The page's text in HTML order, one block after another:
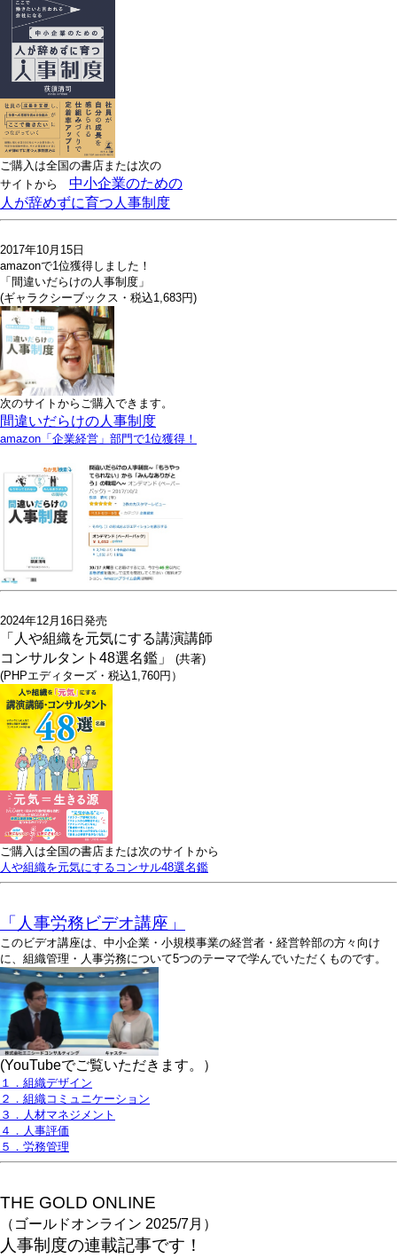
ご購入は全国の書店または次の
サイトから 中小企業のための
人が辞めずに育つ人事制度
2017年10月15日
amazonで1位獲得しました！
「間違いだらけの人事制度」
(ギャラクシーブックス・税込1,683円)
次のサイトからご購入できます。
間違いだらけの人事制度
amazon「企業経営」部門で1位獲得！
2024年12月16日発売
「人や組織を元気にする講演講師
コンサルタント48選名鑑」 (共著)
(PHPエディターズ・税込1,760円）
ご購入は全国の書店または次のサイトから
人や組織を元気にするコンサル48選名鑑
「人事労務ビデオ講座」
このビデオ講座は、中小企業・小規模事業の経営者・経営幹部の方々向け
に、組織管理・人事労務について5つのテーマで学んでいただくものです。
(YouTubeでご覧いただきます。）
１．組織デザイン
２．組織コミュニケーション
３．人材マネジメント
４．人事評価
５．労務管理
THE GOLD ONLINE
（ゴールドオンライン 2025/7月）
人事制度の連載記事です！